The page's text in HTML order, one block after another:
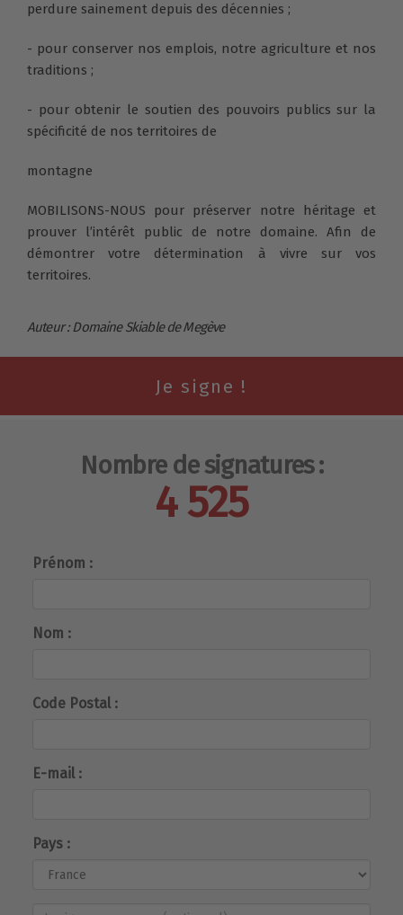
perdure sainement depuis des décennies ;
- pour conserver nos emplois, notre agriculture et nos
traditions ;
- pour obtenir le soutien des pouvoirs publics sur la
spécificité de nos territoires de
montagne
MOBILISONS-NOUS pour préserver notre héritage et
prouver l’intérêt public de notre domaine. Afin de
démontrer votre détermination à vivre sur vos
territoires.
Auteur : Domaine Skiable de Megève
Nombre de signatures :
4 525
Prénom :
Nom :
Code Postal :
E-mail :
Pays :